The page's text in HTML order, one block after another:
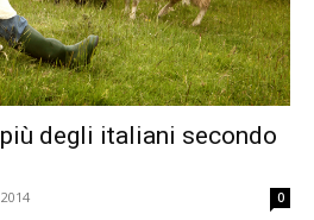
degli italiani secondo
0